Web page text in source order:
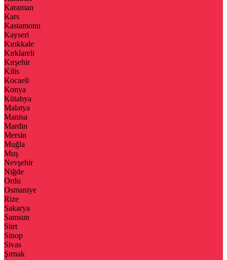
Karaman
Kars
Kastamonu
Kayseri
Kırıkkale
Kırklareli
Kırşehir
Kilis
Kocaeli
Konya
Kütahya
Malatya
Manisa
Mardin
Mersin
Muğla
Muş
Nevşehir
Niğde
Ordu
Osmaniye
Rize
Sakarya
Samsun
Siirt
Sinop
Sivas
Şırnak